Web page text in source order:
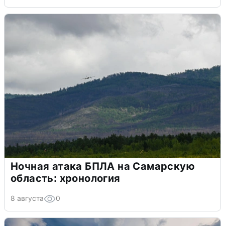
Ночная атака БПЛА на Самарскую
область: хронология
8 августа 0